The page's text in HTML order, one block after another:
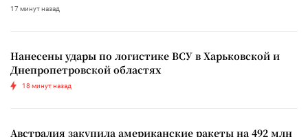
17 минут назад
Нанесены удары по логистике ВСУ в Харьковской и
Днепропетровской областях
18 минут назад
Австралия закупила американские ракеты на 492 млн